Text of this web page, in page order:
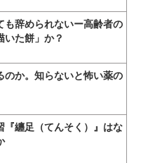
も辞められないー高齢者の
た餅」か？
のか。知らないと怖い薬の
『纏足（てんそく）』はな